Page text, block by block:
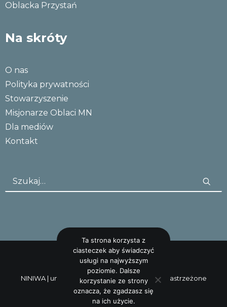
Oblacka Przystań
Na skróty
O nas
Polityka prywatności
Stowarzyszenie
Misjonarze Oblaci MN
Dla mediów
Kontakt
NINIWA | uncreative: studioWszystkie prawa zastrzeżone
Ta strona korzysta z
ciasteczek aby świadczyć
usługi na najwyższym
poziomie. Dalsze
korzystanie ze strony
oznacza, że zgadzasz się
na ich użycie.